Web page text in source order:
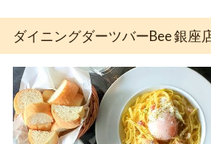
ダイニングダーツバーBee 銀座